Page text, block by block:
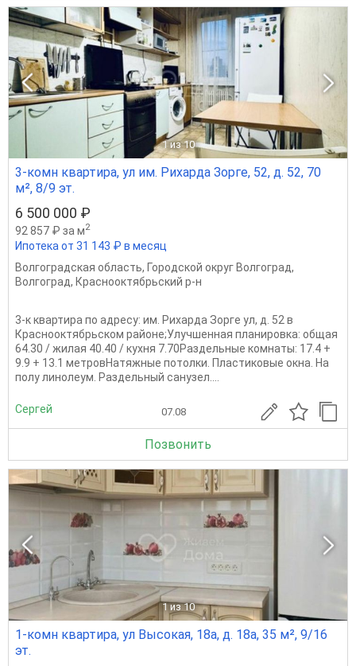
1 из 10
3-комн квартира, ул им. Рихарда Зорге, 52, д. 52, 70
м², 8/9 эт.
6 500 000 ₽
92 857 ₽ за м2
Ипотека от 31 143 ₽ в месяц
Волгоградская область, Городской округ Волгоград,
Волгоград, Краснооктябрьский р-н
3-к квартира по адресу: им. Рихарда Зорге ул, д. 52 в
Краснооктябрьском районе;Улучшенная планировка: общая
64.30 / жилая 40.40 / кухня 7.70Раздельные комнаты: 17.4 +
9.9 + 13.1 метровНатяжные потолки. Пластиковые окна. На
полу линолеум. Раздельный санузел....
Сергей 07.08
Позвонить
1 из 10
1-комн квартира, ул Высокая, 18а, д. 18а, 35 м², 9/16
эт.